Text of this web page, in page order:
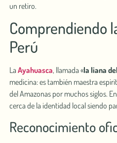
un retiro.
Comprendiendo
Perú
La Ayahuasca, llamada «la liana
med͏icina: es t͏a͏mbién maestra͏
del Amazonas por muchos siglos. En
cerca de la identidad loca͏l siendo
Reconocimiento